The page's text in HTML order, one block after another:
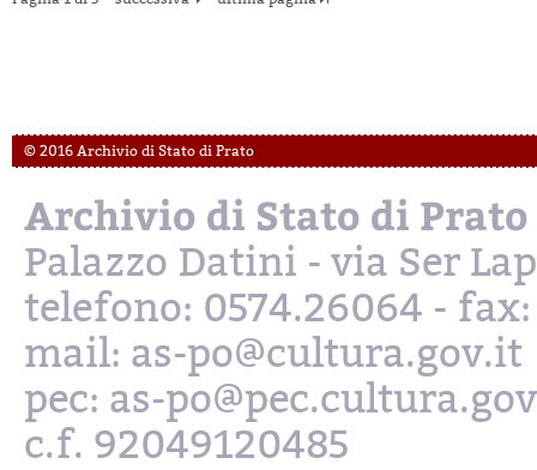
© 2016 Archivio di Stato di Prato
Archivio di Stato di Prato
Palazzo Datini - via Ser
telefono: 0574.26064 - fax:
mail: as-po@cultura.gov.it
pec: as-
c.f. 92049120485